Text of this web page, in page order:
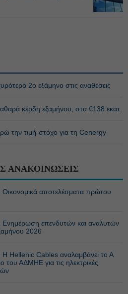
2ο εξάμηνο στις αναθέσεις
κέρδη εξαμήνου, στα €138 εκατ.
την τιμή-στόχο για τη Cenergy
ΑΝΑΚΟΙΝΩΣΕΙΣ
αποτελέσματα πρώτου
επενδυτών και αναλυτών
2026
Hellenic Cables αναλαμβάνει το Α
του ΑΔΜΗΕ για τις ηλεκτρικές